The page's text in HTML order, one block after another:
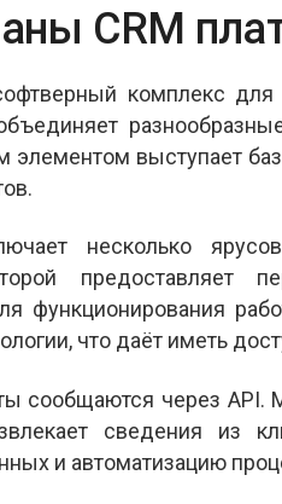
CRM
комплекс
выступает
несколько
предоставляет
функционирования
что даёт иметь
сообщаются через
сведения из
и автоматизацию